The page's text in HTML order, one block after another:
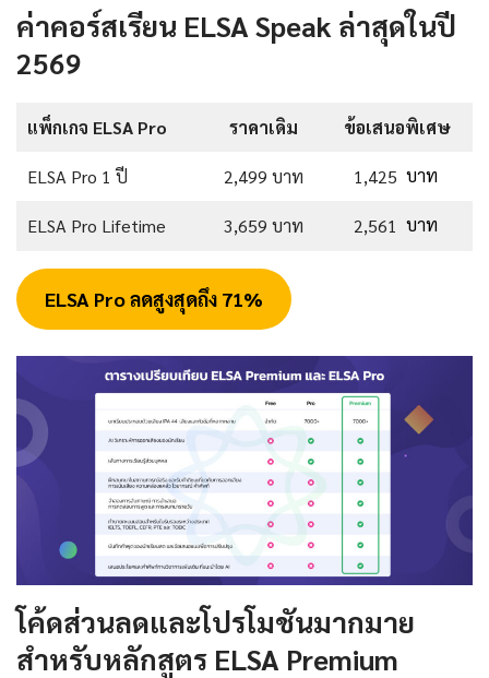
ค่าคอร์สเรียน ELSA Speak ล่าสุดในปี
2569
แพ็กเกจ ELSA Pro ราคาเดิม ข้อเสนอพิเศษ
ELSA Pro 1 ปี 2,499 บาท 1,425 บาท
ELSA Pro Lifetime 3,659 บาท 2,561 บาท
ELSA Pro ลดสูงสุดถึง 71%
โค้ดส่วนลดและโปรโมชันมากมาย
สำหรับหลักสูตร ELSA Premium